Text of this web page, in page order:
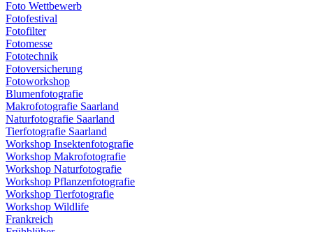
Foto Wettbewerb
Fotofestival
Fotofilter
Fotomesse
Fototechnik
Fotoversicherung
Fotoworkshop
Blumenfotografie
Makrofotografie Saarland
Naturfotografie Saarland
Tierfotografie Saarland
Workshop Insektenfotografie
Workshop Makrofotografie
Workshop Naturfotografie
Workshop Pflanzenfotografie
Workshop Tierfotografie
Workshop Wildlife
Frankreich